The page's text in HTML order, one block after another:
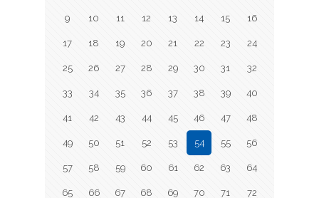
9 10 11 12 13 14 15 16
17 18 19 20 21 22 23 24
25 26 27 28 29 30 31 32
33 34 35 36 37 38 39 40
41 42 43 44 45 46 47 48
49 50 51 52 53 54 55 56
57 58 59 60 61 62 63 64
65 66 67 68 69 70 71 72